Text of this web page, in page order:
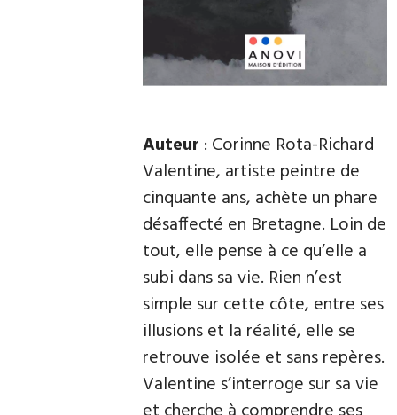
Auteur : Corinne Rota-Richard
Valentine, artiste peintre de
cinquante ans, achète un phare
désaffecté en Bretagne. Loin de
tout, elle pense à ce qu’elle a
subi dans sa vie. Rien n’est
simple sur cette côte, entre ses
illusions et la réalité, elle se
retrouve isolée et sans repères.
Valentine s’interroge sur sa vie